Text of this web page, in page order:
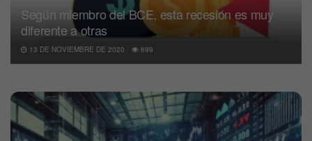
Según miembro del BCE, esta recesión es muy
diferente a otras
13 DE NOVIEMBRE DE 2020 699